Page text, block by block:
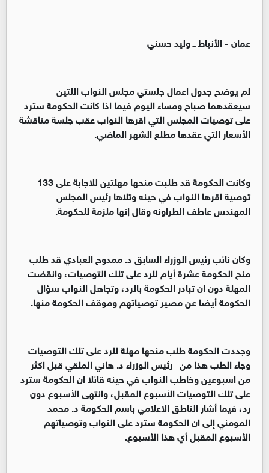
عمان - الأنباط ــ وليد حسني
لم يوضح جدول اعمال جلستي مجلس النواب اللتين
سيعقدهما صباح ومساء اليوم فيما اذا كانت الحكومة سترد
على توصيات المجلس التي اقرها النواب عقب جلسة مناقشة
الأسعار التي عقدها مطلع الشهر الماضي.
وكانت الحكومة قد طلبت منحها مهلتين للاجابة على 133
توصية اقرها النواب في حينه وتلاها رئيس المجلس
المهندس عاطف الطراونه وقال إنها ملزمة للحكومة.
وكان نائب رئيس الوزراء السابق د. ممدوح العبادي قد طلب
منح الحكومة عشرة أيام للرد على تلك التوصيات، وانقضت
المهلة دون ان تبادر الحكومة بالرد، وتجاهل النواب سؤال
الحكومة أيضا عن مصير توصياتهم وموقف الحكومة منها.
وجددت الحكومة طلب منحها مهلة للرد على تلك التوصيات
وجاء الطب هذا من رئيس الوزراء د. هاني الملقي قبل اكثر
من اسبوعين وخاطب النواب في حينه قائلا ان الحكومة سترد
على تلك التوصيات الأسبوع المقبل، وانتهى الأسبوع دون
رد، فيما أشار الناطق الاعلامي باسم الحكومة د. محمد
المومني إلى ان الحكومة سترد على النواب وتوصياتهم
الأسبوع المقبل أي هذا الأسبوع.